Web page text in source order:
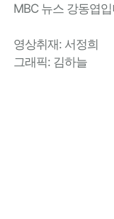
MBC 뉴스 강동엽
영상취재: 서정희
그래픽: 김하늘